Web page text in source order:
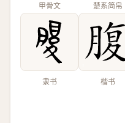
甲骨文 楚系简帛
隶书 楷书